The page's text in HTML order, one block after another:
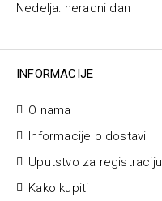
Nedelja: neradni dan
INFORMACIJE
O nama
Informacije o dostavi
Uputstvo za registraciju
Kako kupiti